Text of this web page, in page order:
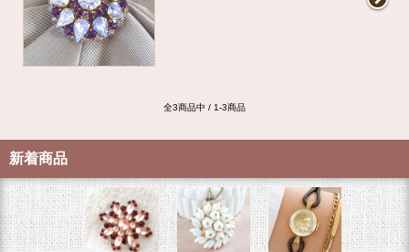
全3商品中 / 1-3商品
新着商品